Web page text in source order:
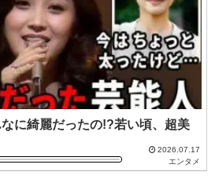
なに綺麗だったの!?若い頃、超美
2026.07.17
エンタメ